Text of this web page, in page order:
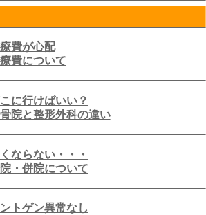
費が心配
費について
に行けばいい？
院と整形外科の違い
ならない・・・
・併院について
トゲン異常なし